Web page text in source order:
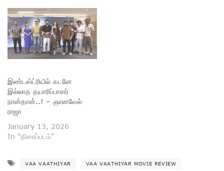
இண்டஸ்ட்ரியில் கடனே
இல்லாத தயாரிப்பாளர்
நான்தான்..! – ஞானவேல்
ராஜா
January 13, 2026
In "திரைப்படம்"
VAA VAATHIYAR VAA VAATHIYAR MOVIE REVIEW